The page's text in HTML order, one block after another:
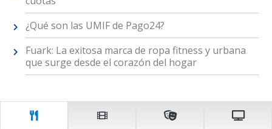
¿Qué son las UMIF de Pago24?
Fuark: La exitosa marca de ropa fitness y urbana
que surge desde el corazón del hogar